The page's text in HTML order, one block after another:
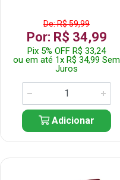
De: R$ 59,99
Por: R$ 34,99
Pix 5% OFF R$ 33,24
ou em até 1x R$ 34,99 Sem
Juros
Adicionar